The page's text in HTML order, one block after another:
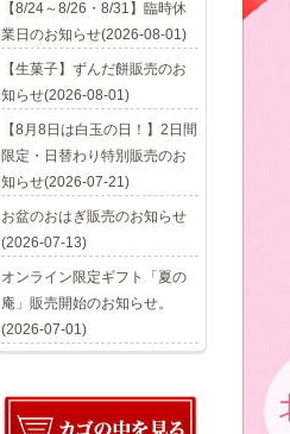
【8/24～8/26・8/31】臨時休
業日のお知らせ(2026-08-01)
【生菓子】ずんだ餅販売のお
知らせ(2026-08-01)
【8月8日は白玉の日！】2日間
限定・日替わり特別販売のお
知らせ(2026-07-21)
お盆のおはぎ販売のお知らせ
(2026-07-13)
オンライン限定ギフト「夏の
庵」販売開始のお知らせ。
(2026-07-01)